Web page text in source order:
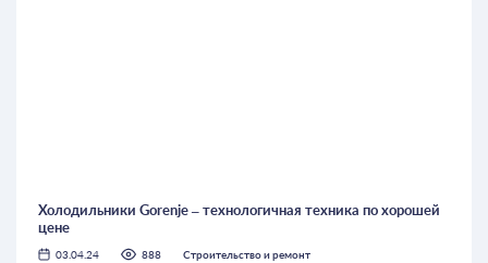
Холодильники Gorenje – технологичная техника по хорошей
цене
03.04.24 888 Строительство и ремонт